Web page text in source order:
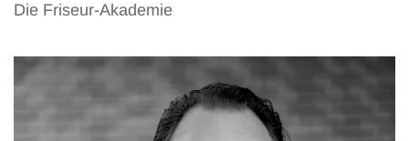
Die Friseur-Akademie